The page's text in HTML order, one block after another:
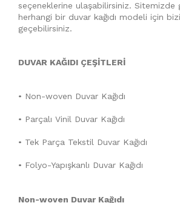
seçeneklerine ulaşabilirsiniz. Sitemizde
herhangi bir duvar kağıdı modeli için
geçebilirsiniz.
DUVAR KAĞIDI ÇEŞİTLERİ
• Non-woven Duvar Kağıdı
• Parçalı Vinil Duvar Kağıdı
• Tek Parça Tekstil Duvar Kağıdı
• Folyo-Yapışkanlı Duvar Kağıdı
Non-woven Duvar Kağıdı